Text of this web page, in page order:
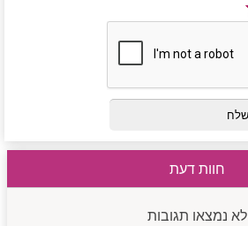
חוות דעת
לא נמצאו תגובות